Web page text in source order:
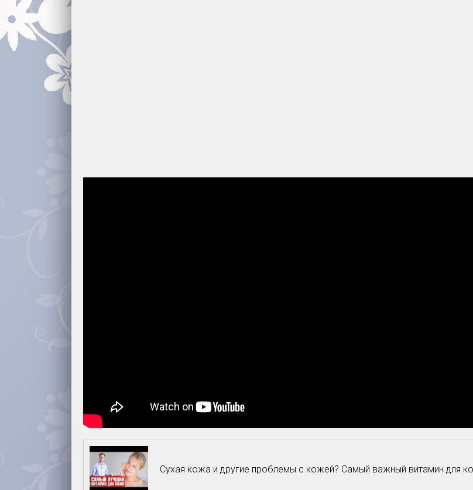
Сухая кожа и другие проблемы с кожей? Самый важный витамин для